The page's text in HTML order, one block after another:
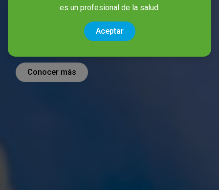
La lucha diaria contra las
infecciones hospitalarias.
Conocer más
es un profesional de la salud.
Aceptar